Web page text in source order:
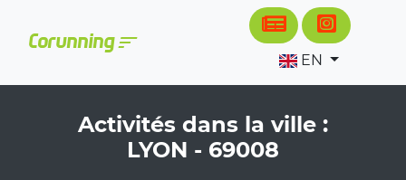
Corunningsort
EN
Activités dans la ville :
LYON - 69008